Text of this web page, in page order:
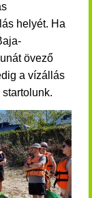
helyét. Ha
övező
a vízállás